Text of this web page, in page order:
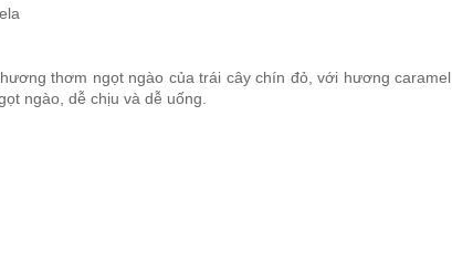
thơm ngọt ngào của trái cây chín đỏ, với hương caramel
ngào, dễ chịu và dễ uống.